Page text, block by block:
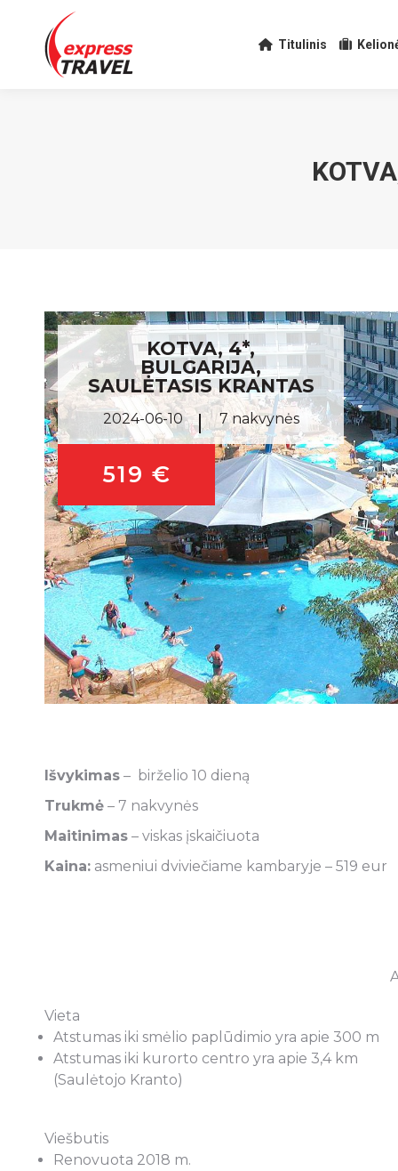
Titulinis
KOTVA, 4*,
BULGARIJA,
SAULĖTASIS KRANTAS
2024-06-10 7 nakvynės
519 €
Išvykimas – birželio 10 dieną
Trukmė – 7 nakvynės
Maitinimas – viskas įskaičiuota
Kaina: asmeniui dviviečiame kambaryje – 519 eur
Vieta
Atstumas iki smėlio paplūdimio yra apie 300 m
Atstumas iki kurorto centro yra apie 3,4 km
(Saulėtojo Kranto)
Viešbutis
Renovuota 2018 m.